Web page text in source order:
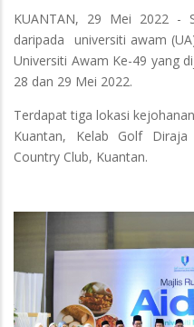
KUANTAN, 29 Mei 2022 -
daripada universiti awam
Universiti Awam Ke-49 yang
28 dan 29 Mei 2022.
Terdapat tiga lokasi
Kuantan, Kelab Golf
Country Club, Kuantan.